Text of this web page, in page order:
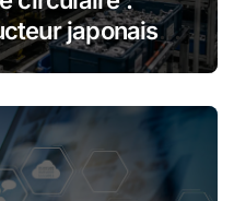
japonais
optimise les